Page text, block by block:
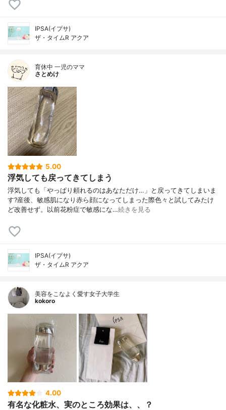
IPSA(イプサ)
ザ・タイムR アクア
育休中 一児のママ
さとめけ
5.00
浮気しても戻ってきてしまう
浮気しても「やっぱり頼れるのはあなただけ…」と戻ってきてしまいま
す?産後、敏感肌になり赤ら顔になってしまった際色々と試してみたけ
ど改善せず。以前花粉症で敏感にな…続きを見る
IPSA(イプサ)
ザ・タイムR アクア
美容をこなよく愛す女子大学生
kokoro
4.00
有名な化粧水、実のところ効果は、、？